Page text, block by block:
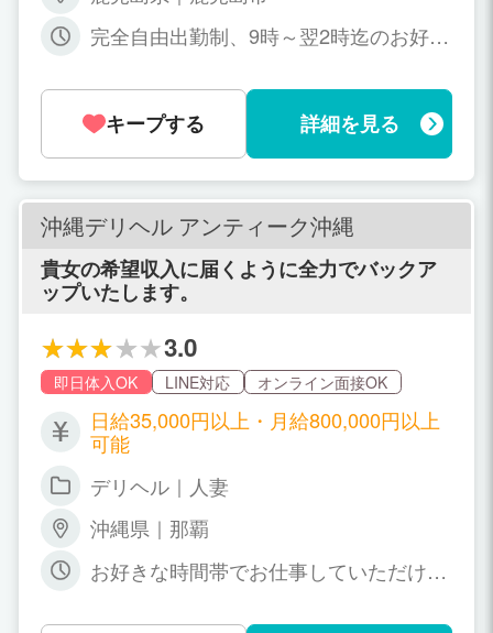
完全自由出勤制、9時～翌2時迄のお好き
キープする 詳細を見る
沖縄デリヘル アンティーク沖縄
貴女の希望収入に届くように全力でバックア
ップいたします。
3.0
即日体入OK LINE対応 オンライン面接OK
日給35,000円以上・月給800,000円以上
可能
デリヘル｜人妻
沖縄県｜那覇
お好きな時間帯でお仕事していただけま